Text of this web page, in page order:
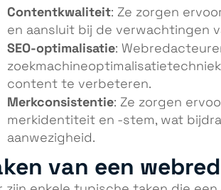
Contentkwaliteit: Ze zorgen
en aansluit bij de verwachtingen
SEO-optimalisatie:
content te verbeteren.
Merkconsistentie: Ze zorgen
merkidentiteit en -stem, wat
aanwezigheid.
van een